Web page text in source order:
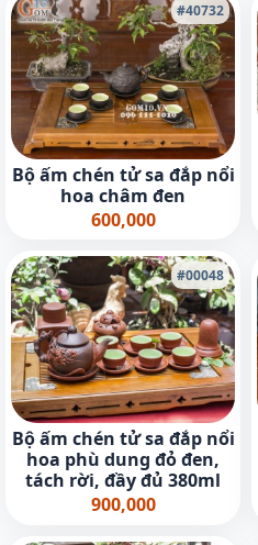
#40732
Bộ ấm chén tử sa đắp nổi
hoa châm đen
600,000
#00048
Bộ ấm chén tử sa đắp nổi
hoa phù dung đỏ đen,
tách rời, đầy đủ 380ml
900,000